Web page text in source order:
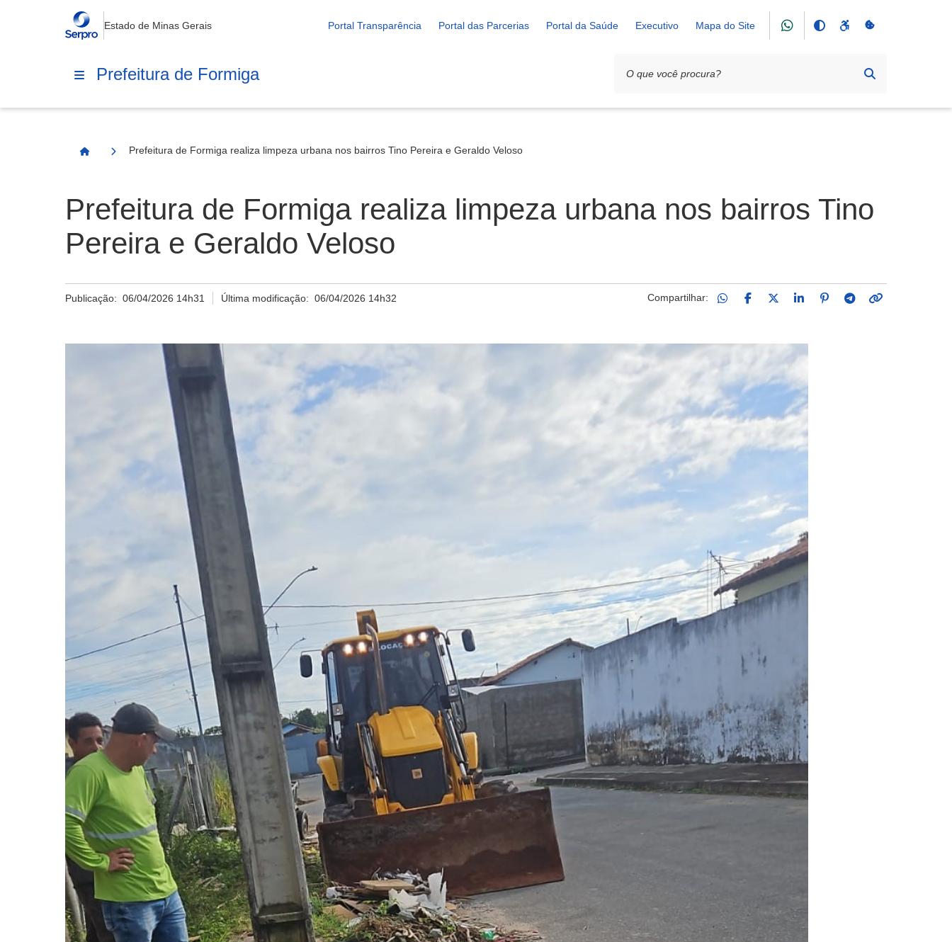
Estado de Minas Gerais Portal Transparência Portal das Parcerias Portal da Saúde Executivo Mapa do Site
Prefeitura de Formiga
Página Inicial
Prefeitura de Formiga realiza limpeza urbana nos bairros Tino Pereira e Geraldo Veloso
Prefeitura de Formiga realiza limpeza urbana nos bairros Tino
Pereira e Geraldo Veloso
Publicação: 06/04/2026 14h31 Última modificação:06/04/2026 14h32 Compartilhar: